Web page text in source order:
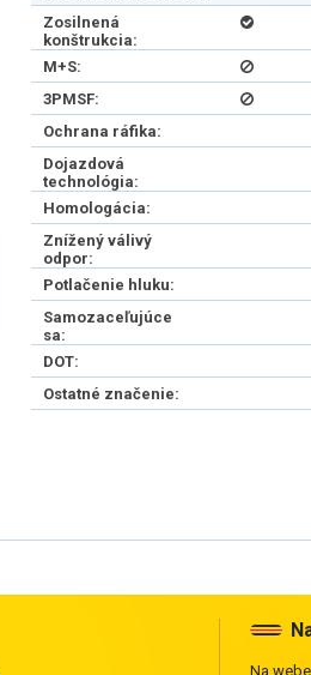
Zosilnená
konštrukcia:
M+S:
3PMSF:
Ochrana ráfika:
Dojazdová
technológia:
Homologácia:
Znížený válivý
odpor:
Potlačenie hluku:
Samozaceľujúce
sa:
DOT:
Ostatné značenie:
Na